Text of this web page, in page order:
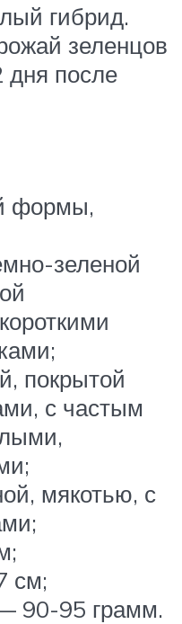
гибрид.
зеленцов
дня после
формы,
зеленой
покрытой
с частым
мякотью, с
см;
90-95 грамм.